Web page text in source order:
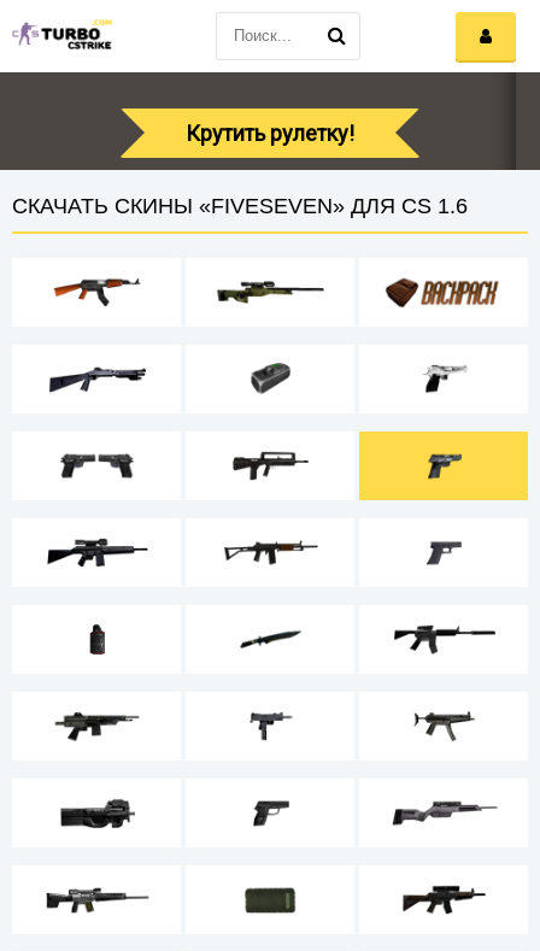
СКАЧАТЬ СКИНЫ «FIVESEVEN» ДЛЯ CS 1.6
Крутить рулетку!